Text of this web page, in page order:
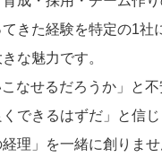
きた経験を特定の1
な魅力です。
こなせるだろうか」と
できるはずだ」と信
理」を一緒に創りませ